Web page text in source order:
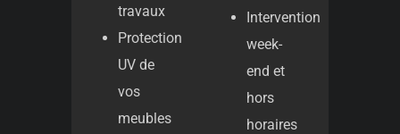
travaux
Protection
UV de
vos
meubles
Intervention
week-
end et
hors
horaires